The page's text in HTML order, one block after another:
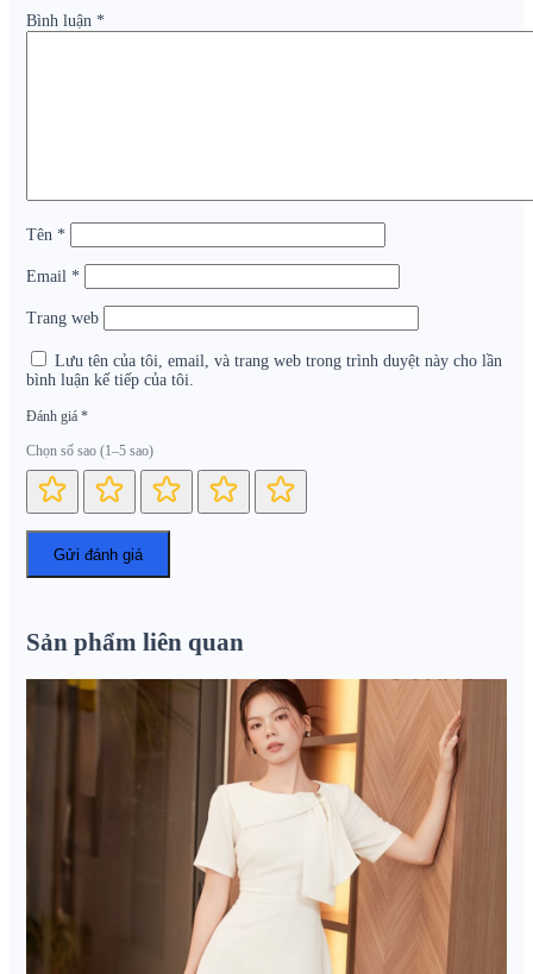
Bình luận *
Tên *
Email *
Trang web
Lưu tên của tôi, email, và trang web trong trình duyệt này cho lần
bình luận kế tiếp của tôi.
Đánh giá *
Chọn số sao (1–5 sao)
Sản phẩm liên quan